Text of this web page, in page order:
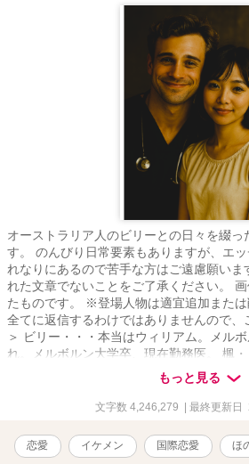
オーストラリア人のビリーとの日々を綴
す。 のんびり日常要素もありますが、エ
れなりにあるので苦手な方はご遠慮願いま
れた文章でないことをご了承ください。
たものです。 ※登場人物は適宜追加また
全てに返信するわけではありませんので
＞ ビリー・・・本当はウィリアム。メル
れ。メルボルン大学卒、現在勤務医。 楓
校の事務員。ビリーの家族とか知り合いは
ェン・・・ビリーのお母さん。ブティック
ビリーの妹。教師。サーフィン大好き。
空エンジニア。 父と母・・・名前は「ジ
住んでいる。 ザンダー・・・ビリーの甥
もっと見る
文字数 4,246,279 | 最終更新
恋愛 イケメン 国際恋愛 ほ